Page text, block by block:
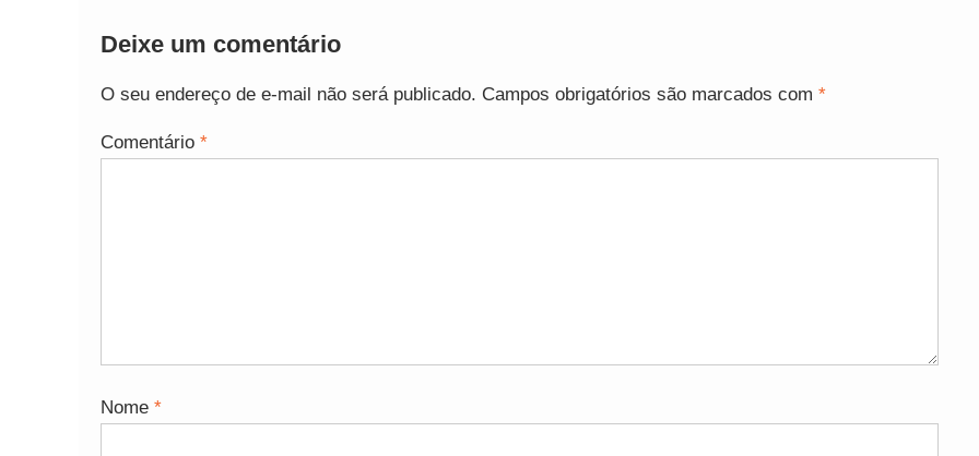
Deixe um comentário
O seu endereço de e-mail não será publicado. Campos obrigatórios são marcados com *
Comentário *
Nome *